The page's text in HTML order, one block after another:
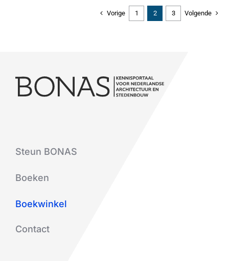
Vorige 1 2 3 Volgende
Steun BONAS
Boeken
Boekwinkel
Contact